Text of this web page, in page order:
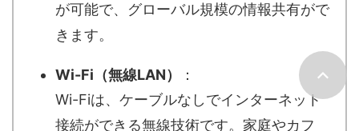
が可能で、グローバル規模の情報共有がで
きます。
Wi-Fi（無線LAN）
：
Wi-Fiは、ケーブルなしでインターネット
接続ができる無線技術です。家庭やカフ